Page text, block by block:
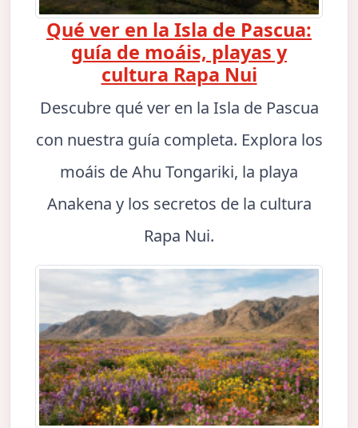
Qué ver en la Isla de Pascua:
guía de moáis, playas y
cultura Rapa Nui
Descubre qué ver en la Isla de Pascua
con nuestra guía completa. Explora los
moáis de Ahu Tongariki, la playa
Anakena y los secretos de la cultura
Rapa Nui.